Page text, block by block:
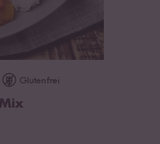
zum Rezept
Glutenfrei